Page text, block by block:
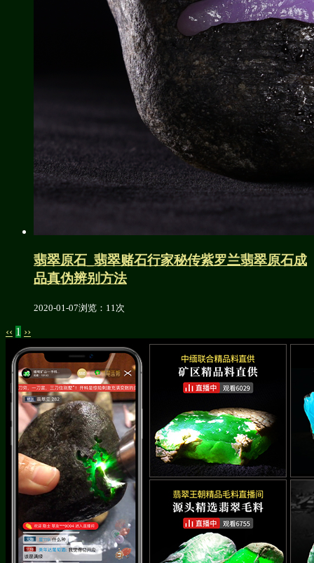
翡翠原石_翡翠赌石行家秘传紫罗兰翡翠原石成
品真伪辨别方法
2020-01-07浏览：11次
‹‹ 1 ››